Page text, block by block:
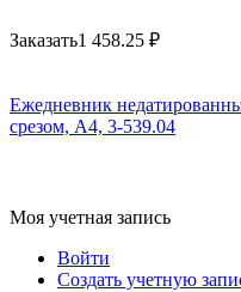
Заказать1 458.25 ₽
Ежедневник
срезом, A4, 3-539.04
Моя учетная запись
Войти
Создать учетную